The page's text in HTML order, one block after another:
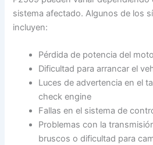
sistema afectado. Algunos de los
incluyen:
Pérdida de potencia del
Dificultad para arrancar el
Luces de advertencia en el
check engine
Fallas en el sistema de
Problemas con la
bruscos o dificultad para